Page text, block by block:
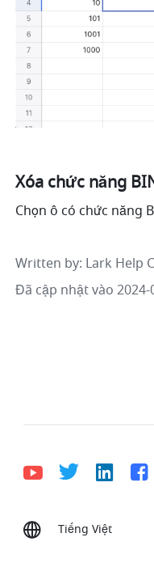
Xóa chức năng
Chọn ô có chức năng
Written by: Lark Help
Đã cập nhật vào 2024-
Tiếng Việt